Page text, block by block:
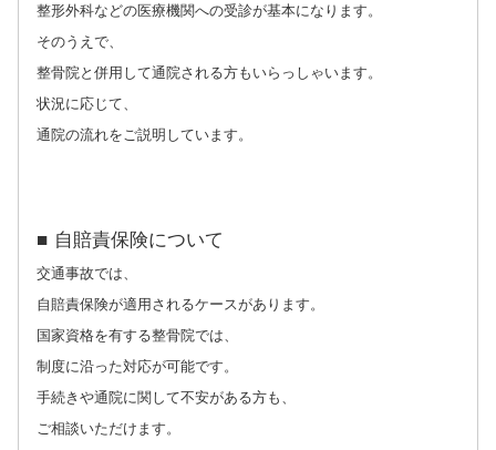
整形外科などの医療機関への受診が基本になります。
そのうえで、
整骨院と併用して通院される方もいらっしゃいます。
状況に応じて、
通院の流れをご説明しています。
■ 自賠責保険について
交通事故では、
自賠責保険が適用されるケースがあります。
国家資格を有する整骨院では、
制度に沿った対応が可能です。
手続きや通院に関して不安がある方も、
ご相談いただけます。